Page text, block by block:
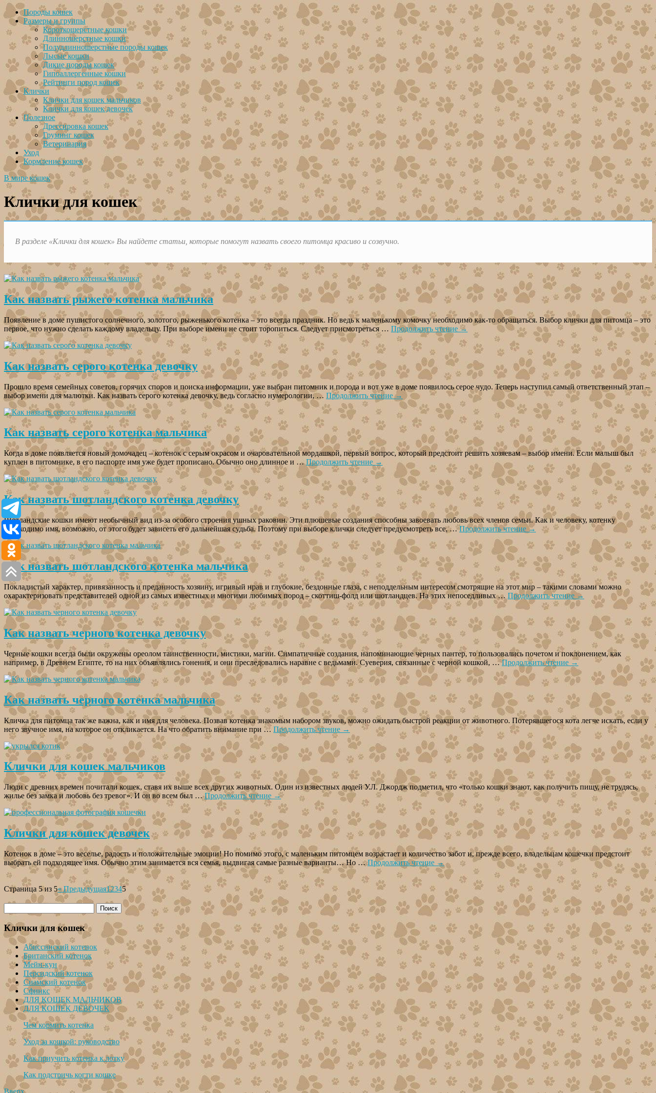
Породы кошек
Размеры и группы
Короткошерстные кошки
Длинношерстные кошки
Полудлинношерстные породы кошек
Лысые кошки
Дикие породы кошек
Гипоаллергенные кошки
Рейтинги пород кошек
Клички
Клички для кошек мальчиков
Клички для кошек девочек
Полезное
Дрессировка кошек
Груминг кошек
Ветеринария
Уход
Кормление кошек
В мире кошек
Клички для кошек
В разделе «Клички для кошек» Вы найдете статьи, которые помогут назвать своего питомца красиво и созвучно.
Как назвать рыжего котенка мальчика
Появление в доме пушистого солнечного, золотого, рыженького котенка – это всегда праздник. Но ведь к маленькому комочку необходимо как-то обращаться. Выбор клички для питомца – это
первое, что нужно сделать каждому владельцу. При выборе имени не стоит торопиться. Следует присмотреться … Продолжить чтение →
Как назвать серого котенка девочку
Прошло время семейных советов, горячих споров и поиска информации, уже выбран питомник и порода и вот уже в доме появилось серое чудо. Теперь наступил самый ответственный этап –
выбор имени для малютки. Как назвать серого котенка девочку, ведь согласно нумерологии, … Продолжить чтение→
Как назвать серого котенка мальчика
Когда в доме появляется новый домочадец – котенок с серым окрасом и очаровательной мордашкой, первый вопрос, который предстоит решить хозяевам – выбор имени. Если малыш был
куплен в питомнике, в его паспорте имя уже будет прописано. Обычно оно длинное и …Продолжить чтение →
Как назвать шотландского котенка девочку
Шотландские кошки имеют необычный вид из-за особого строения ушных раковин. Эти плюшевые создания способны завоевать любовь всех членов семьи. Как и человеку, котенку
необходимо имя, возможно, от этого будет зависеть его дальнейшая судьба. Поэтому при выборе клички следует предусмотреть все, …Продолжить чтение→
Как назвать шотландского котенка мальчика
Покладистый характер, привязанность и преданность хозяину, игривый нрав и глубокие, бездонные глаза, с неподдельным интересом смотрящие на этот мир – такими словами можно
охарактеризовать представителей одной из самых известных и многими любимых пород – скоттиш-фолд или шотландцев. На этих непоседливых …Продолжить чтение →
Как назвать черного котенка девочку
Черные кошки всегда были окружены ореолом таинственности, мистики, магии. Симпатичные создания, напоминающие черных пантер, то пользовались почетом и поклонением, как
например, в Древнем Египте, то на них объявлялись гонения, и они преследовались наравне с ведьмами. Суеверия, связанные с черной кошкой, …Продолжить чтение →
Как назвать черного котенка мальчика
Кличка для питомца так же важна, как и имя для человека. Позвав котенка знакомым набором звуков, можно ожидать быстрой реакции от животного. Потерявшегося кота легче искать, если у
него звучное имя, на которое он откликается. На что обратить внимание при … Продолжить чтение →
Клички для кошек мальчиков
Люди с древних времен почитали кошек, ставя их выше всех других животных. Один из известных людей У.Л. Джордж подметил, что «только кошки знают, как получить пищу, не трудясь,
жилье без замка и любовь без тревог». И он во всем был …Продолжить чтение →
Клички для кошек девочек
Котенок в доме – это веселье, радость и положительные эмоции! Но помимо этого, с маленьким питомцем возрастает и количество забот и, прежде всего, владельцам кошечки предстоит
выбрать ей подходящее имя. Обычно этим занимается вся семья, выдвигая самые разные варианты… Но …Продолжить чтение →
Страница 5 из 5« Предыдущая12345
Клички для кошек
Абиссинский котенок
Британский котенок
Мейн-кун
Персидский котенок
Сиамский котенок
Сфинкс
ДЛЯ КОШЕК МАЛЬЧИКОВ
ДЛЯ КОШЕК ДЕВОЧЕК
Чем кормить котенка
Уход за кошкой: руководство
Как приучить котенка к лотку
Как подстричь когти кошке
Вверх